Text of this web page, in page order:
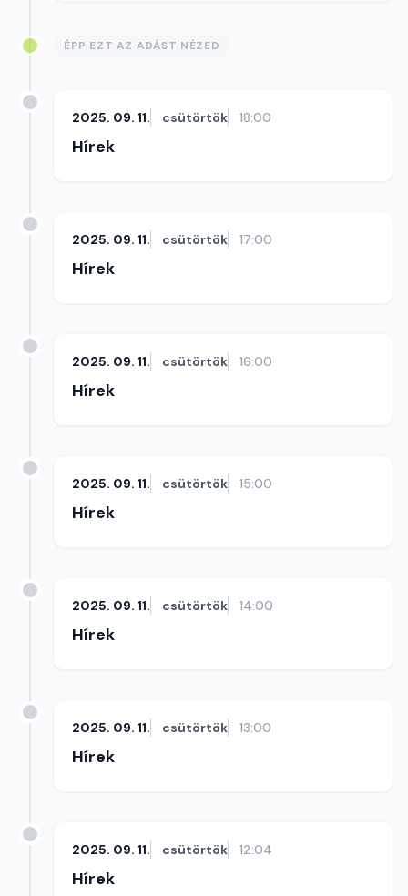
ÉPP EZT AZ ADÁST NÉZED
2025. 09. 11. csütörtök 18:00
Hírek
2025. 09. 11. csütörtök 17:00
Hírek
2025. 09. 11. csütörtök 16:00
Hírek
2025. 09. 11. csütörtök 15:00
Hírek
2025. 09. 11. csütörtök 14:00
Hírek
2025. 09. 11. csütörtök 13:00
Hírek
2025. 09. 11. csütörtök 12:04
Hírek